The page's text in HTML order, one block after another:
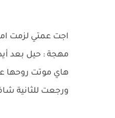
اجت عمتي لزمت
مهجة : حيل بعد
هاي موتت روحها
ورجعت للثانية